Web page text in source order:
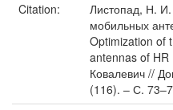
Citation:
Листопад, Н.
мобильных
Optimization of
antennas of
Ковалевич //
(116). – С.